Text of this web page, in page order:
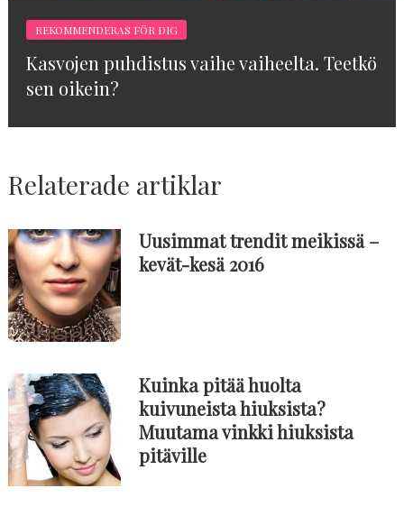
REKOMMENDERAS FÖR DIG
Kasvojen puhdistus vaihe vaiheelta. Teetkö
sen oikein?
Relaterade artiklar
Uusimmat trendit meikissä –
kevät-kesä 2016
Kuinka pitää huolta
kuivuneista hiuksista?
Muutama vinkki hiuksista
pitäville